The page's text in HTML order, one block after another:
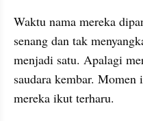
Waktu nama mereka
senang dan tak
menjadi satu. Apalagi
saudara kembar.
mereka ikut terharu.